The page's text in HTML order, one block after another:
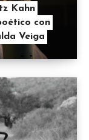
Kahn
con
Veiga